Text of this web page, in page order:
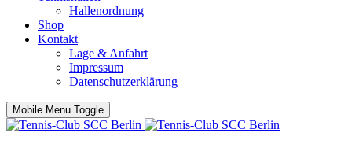
Hallenordnung
Shop
Kontakt
Lage & Anfahrt
Impressum
Datenschutzerklärung
Mobile Menu Toggle